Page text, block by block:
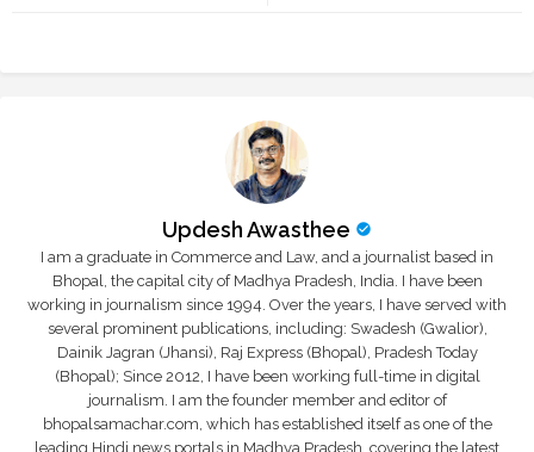
Updesh Awasthee
I am a graduate in Commerce and Law, and a journalist based in
Bhopal, the capital city of Madhya Pradesh, India. I have been
working in journalism since 1994. Over the years, I have served with
several prominent publications, including: Swadesh (Gwalior),
Dainik Jagran (Jhansi), Raj Express (Bhopal), Pradesh Today
(Bhopal); Since 2012, I have been working full-time in digital
journalism. I am the founder member and editor of
bhopalsamachar.com, which has established itself as one of the
leading Hindi news portals in Madhya Pradesh, covering the latest